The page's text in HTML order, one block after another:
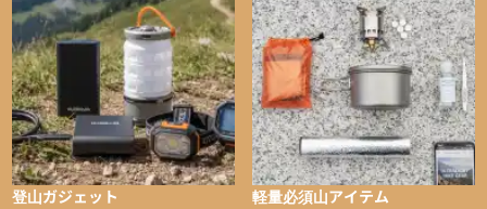
と引き上げてくれる――そんな意外性
のあるアイテムを紹介
登山ガジェット 軽量必須山アイテム